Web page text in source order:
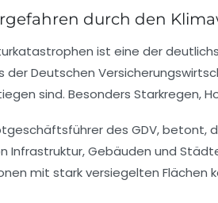
durch den
ist eine der
Deutschen
sind. Besonders Starkregen,
des GDV, betont,
Infrastruktur, Gebäuden und
mit stark versiegelten